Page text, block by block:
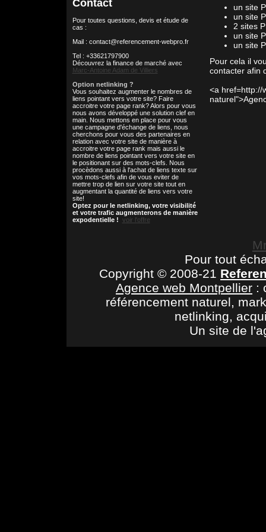
Contact
Pour toutes questions, devis et étude de
cas :
Mail : contact@referencement-webpro.fr
Tel : +33621797900
Découvrez la finance de marché avec
Marc-Antoine Adam de Villiers
Option netlinking ?
Vous souhaitez augmenter le nombres de
liens pointant vers votre site? Faire
accroitre votre page rank? Alors pour vous
nous avons développé une solution clef en
main. Nous mettons en place pour vous
une campagne d'échange de liens, nous
cherchons pour vous des partenaires en
relation avec votre site de manière à
accroitre votre page rank mais aussi le
nombre de liens pointant vers votre site en
le positionant sur des mots-clefs. Nous
procèdons aussi à l'achat de liens texte sur
vos mots-clefs afin de vous eviter de
mettre trop de lien sur votre site tout en
augmentant la quantité de liens vers votre
site!
Optez pour le netlinking, votre visibilité
et votre trafic augmenterons de manière
expodentielle ! voir l'offre
un site
un site
2 sites
un site
un site
Pour cela il
contacter afin
<a href=http://
Pour tout
Copyright © 2008-21
Agence web Montpellier :
référencement naturel,
netlinking,
Un site de